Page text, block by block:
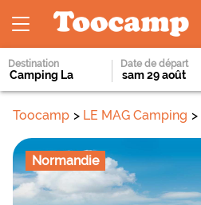
Destination Date de départ
Toocamp LE MAG Camping
Normandie